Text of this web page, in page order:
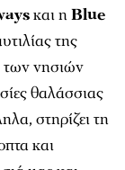
και ηBlue
της
των νησιών
θαλάσσιας
στηρίζει τη
και